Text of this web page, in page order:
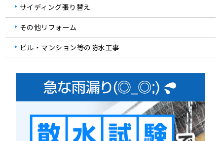
サイディング張り替え
その他リフォーム
ビル・マンション等の防水工事